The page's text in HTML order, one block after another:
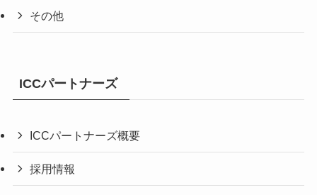
その他
ICCパートナーズ
ICCパートナーズ概要
採用情報